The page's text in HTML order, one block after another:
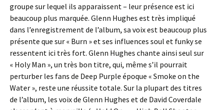
groupe sur lequel ils apparaissent – leur présence est ici
beaucoup plus marquée. Glenn Hughes est très impliqué
dans l’enregistrement de l’album, sa voix est beaucoup plus
présente que sur « Burn » et ses influences soul et funky se
ressentent ici très fort. Glenn Hughes chante ainsi seul sur
« Holy Man », un très bon titre, qui, même s’il pourrait
perturber les fans de Deep Purple époque « Smoke on the
Water », reste une réussite totale. Sur la plupart des titres
de l’album, les voix de Glenn Hughes et de David Coverdale